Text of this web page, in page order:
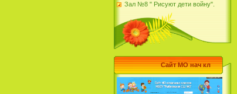
Зал №8 " Рисуют дети войну".
Сайт МО нач кл